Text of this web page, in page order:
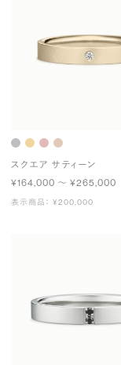
スクエア サティーン
¥164,000 〜 ¥265,000
表示商品： ¥200,000